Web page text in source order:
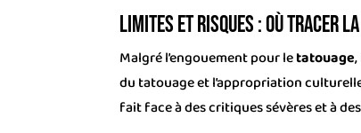
Limites et risques : où tracer
Malgré l’engouement pour letatouage
du tatouage et l’appropriation
fait face à des critiques sévères et à